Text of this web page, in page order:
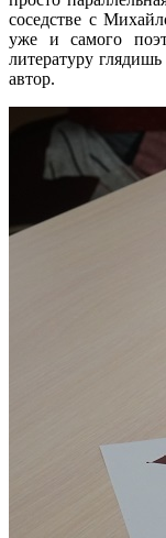
соседстве с
уже и самого
литературу
автор.